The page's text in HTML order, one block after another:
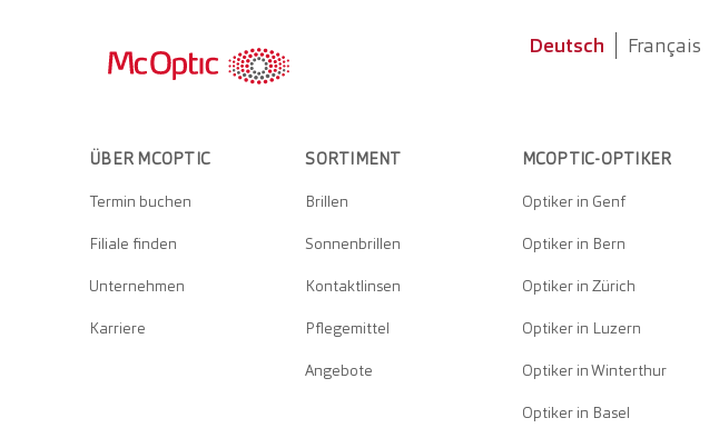
Deutsch Français
ÜBER MCOPTIC
Termin buchen
Filiale finden
Unternehmen
Karriere
SORTIMENT
Brillen
Sonnenbrillen
Kontaktlinsen
Pflegemittel
Angebote
MCOPTIC-OPTIKER
Optiker in Genf
Optiker in Bern
Optiker in Zürich
Optiker in Luzern
Optiker in Winterthur
Optiker in Basel